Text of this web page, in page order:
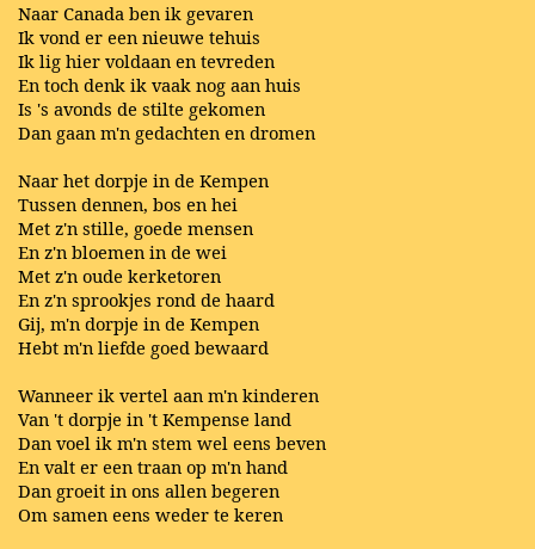
Naar Canada ben ik gevaren
Ik vond er een nieuwe tehuis
Ik lig hier voldaan en tevreden
En toch denk ik vaak nog aan huis
Is 's avonds de stilte gekomen
Dan gaan m'n gedachten en dromen
Naar het dorpje in de Kempen
Tussen dennen, bos en hei
Met z'n stille, goede mensen
En z'n bloemen in de wei
Met z'n oude kerketoren
En z'n sprookjes rond de haard
Gij, m'n dorpje in de Kempen
Hebt m'n liefde goed bewaard
Wanneer ik vertel aan m'n kinderen
Van 't dorpje in 't Kempense land
Dan voel ik m'n stem wel eens beven
En valt er een traan op m'n hand
Dan groeit in ons allen begeren
Om samen eens weder te keren